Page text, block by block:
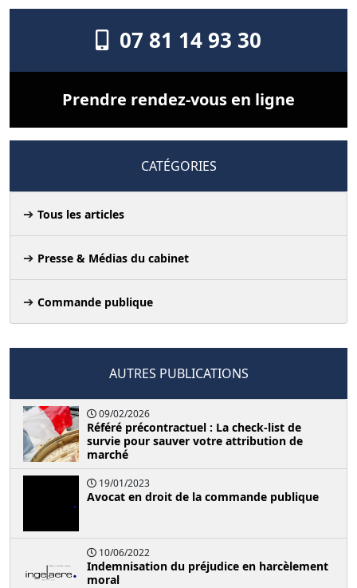
07 81 14 93 30
Prendre rendez-vous en ligne
CATÉGORIES
Tous les articles
Presse & Médias du cabinet
Commande publique
AUTRES PUBLICATIONS
09/02/2026
Référé précontractuel : La check-list de
survie pour sauver votre attribution de
marché
19/01/2023
Avocat en droit de la commande publique
10/06/2022
Indemnisation du préjudice en harcèlement
moral